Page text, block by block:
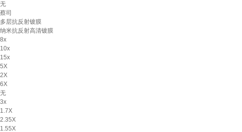
无
蔡司
多层抗反射镀膜
纳米抗反射高清镀膜
8x
10x
15x
5X
2X
6X
无
3x
1.7X
2.35X
1.55X